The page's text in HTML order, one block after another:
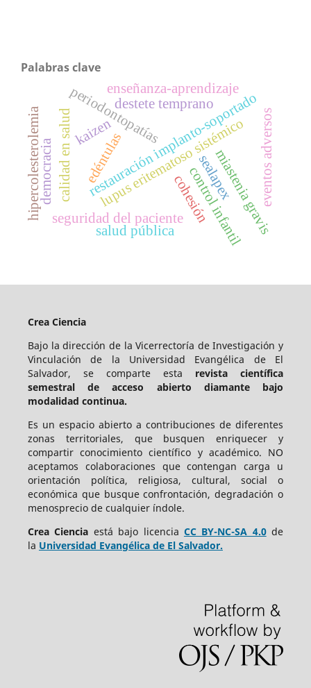
Palabras clave
restauración implanto-soportado
periodontopatías
lupus eritematoso sistémico
miastenia gravis
seguridad del paciente
kaizen eventos adversos
calidad en salud
control infantil
destete temprano
democracia cohesión
salud pública
hipercolesterolemia edéntulas
enseñanza-aprendizaje
sealapex
Crea Ciencia
Bajo la dirección de la Vicerrectoría de Investigación y
Vinculación de la Universidad Evangélica de El
Salvador, se comparte esta revista científica
semestral de acceso abierto diamante bajo
modalidad continua.
Es un espacio abierto a contribuciones de diferentes
zonas territoriales, que busquen enriquecer y
compartir conocimiento científico y académico. NO
aceptamos colaboraciones que contengan carga u
orientación política, religiosa, cultural, social o
económica que busque confrontación, degradación o
menosprecio de cualquier índole.
Crea Ciencia está bajo licencia CC BY-NC-SA 4.0de
la Universidad Evangélica de El Salvador.